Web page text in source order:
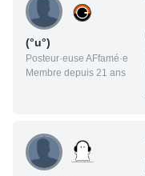
(°u°)
Posteur·euse AFfamé·e
Membre depuis 21 ans